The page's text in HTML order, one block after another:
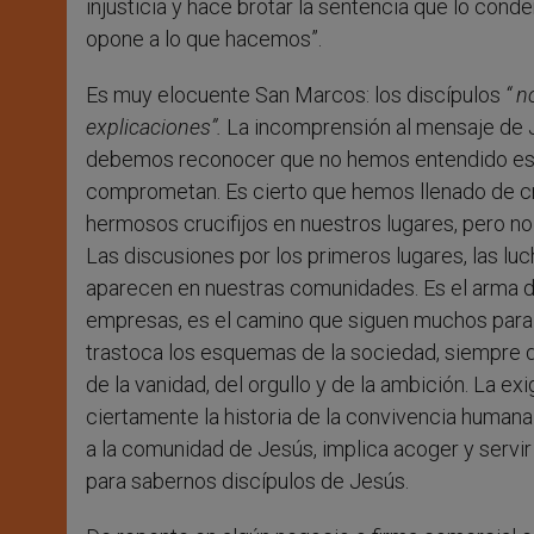
injusticia y hace brotar la sentencia que lo
opone a lo que hacemos”.
Es muy elocuente San Marcos: los discípulos “
explicaciones”. La incomprensión al mensaje
debemos reconocer que no hemos entendido
comprometan. Es cierto que hemos llenado de
hermosos crucifijos en nuestros lugares, pero
Las discusiones por los primeros lugares, las
aparecen en nuestras comunidades. Es el
empresas, es el camino que siguen muchos
trastoca los esquemas de la sociedad, siempre
de la vanidad, del orgullo y de la ambición. La
ciertamente la historia de la convivencia
a la comunidad de Jesús, implica acoger y
para sabernos discípulos de Jesús.